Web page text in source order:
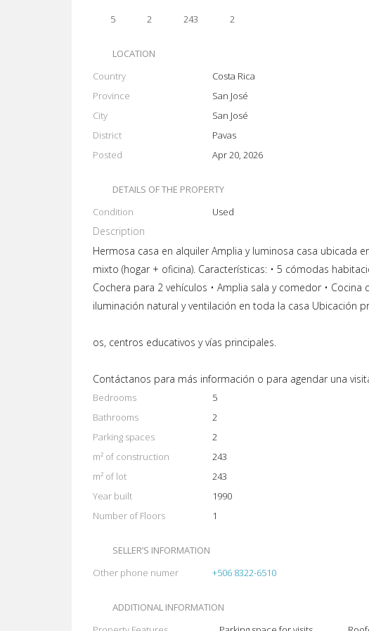
5 2 243 2
LOCATION
Country
Costa Rica
Province
San José
City
San José
District
Pavas
Posted
Apr 20, 2026
DETAILS OF THE PROPERTY
Condition
Used
Description
Hermosa casa en alquiler Amplia y luminosa casa ubicada
mixto (hogar + oficina). Características: • 5 cómodas
Cochera para 2 vehículos • Amplia sala y comedor •
iluminación natural y ventilación en toda la casa Ubicación
os, centros educativos y vías principales.
Contáctanos para más información o para agendar una
Bedrooms
5
Bathrooms
2
Parking spaces
2
m² of construction
243
m² of lot
243
Year built
1990
Number of Floors
1
SELLER’S INFORMATION
Other phone numer
+506 8322-6510
ADDITIONAL INFORMATION